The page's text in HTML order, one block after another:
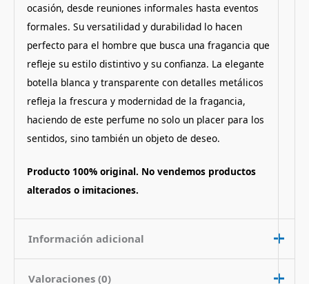
ocasión, desde reuniones informales hasta eventos
formales. Su versatilidad y durabilidad lo hacen
perfecto para el hombre que busca una fragancia que
refleje su estilo distintivo y su confianza. La elegante
botella blanca y transparente con detalles metálicos
refleja la frescura y modernidad de la fragancia,
haciendo de este perfume no solo un placer para los
sentidos, sino también un objeto de deseo.
Producto 100% original. No vendemos productos
alterados o imitaciones.
Información adicional
Contenido
Valoraciones (0)